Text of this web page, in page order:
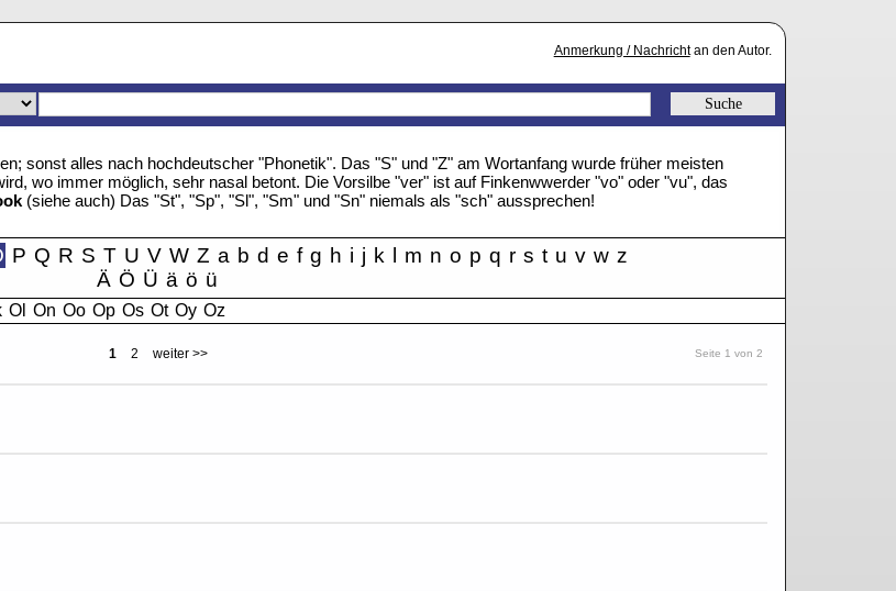
Anmerkung / Nachrichtan den Autor.
sonst alles nach hochdeutscher "Phonetik". Das "S" und "Z" am Wortanfang wurde früher meisten
wo immer möglich, sehr nasal betont. Die Vorsilbe "ver" ist auf Finkenwwerder "vo" oder "vu", das
(siehe auch) Das "St", "Sp", "Sl", "Sm" und "Sn" niemals als "sch" aussprechen!
P Q R S T U V W Z a b d e f g h i j k l m n o p q r s t u v w z
Ä Ö Ü ä ö ü
Ol On Oo Op Os Ot Oy Oz
1 2 weiter >> Seite 1 von 2